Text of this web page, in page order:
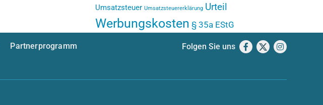
Umsatzsteuer Umsatzsteuererklärung Urteil
Werbungskosten § 35a EStG
Partnerprogramm
Folgen Sie uns Facebook
X Instagram